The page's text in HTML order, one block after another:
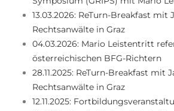
13.03.2026: ReTurn-Breakfast mit
Rechtsanwälte in Graz
04.03.2026: Mario Leistentritt
österreichischen BFG-Richtern
28.11.2025: ReTurn-Breakfast mit
Rechtsanwälte in Graz
12.11.2025: